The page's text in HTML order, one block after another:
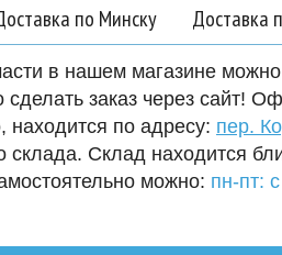
по Минску Доставка
в нашем магазине можно
сделать заказ через сайт!
находится по адресу: пер.
склада. Склад находится
можно: пн-пт: